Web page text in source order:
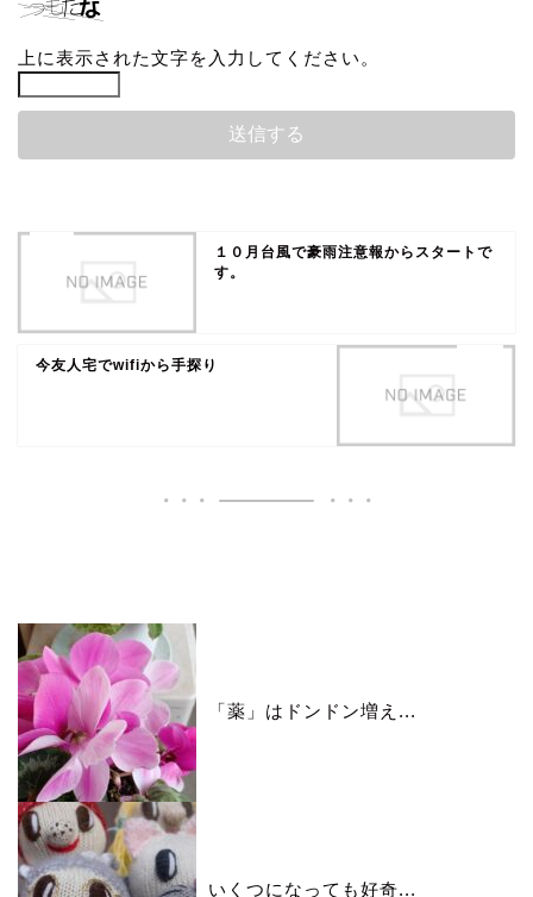
上に表示された文字を入力してください。
１０月台風で豪雨注意報からスタートで
す。
今友人宅でwifiから手探り
「薬」はドンドン増え...
いくつになっても好奇...